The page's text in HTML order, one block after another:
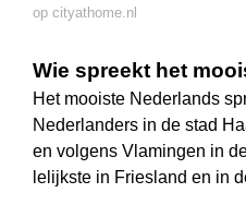
op cityathome.nl
Wie spreekt het
Het mooiste Nederlands
Nederlanders in de stad
en volgens Vlamingen in
lelijkste in Friesland en in